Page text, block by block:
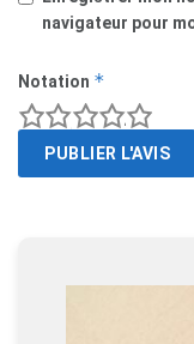
navigateur pour
Notation *
5
4
3
2
1